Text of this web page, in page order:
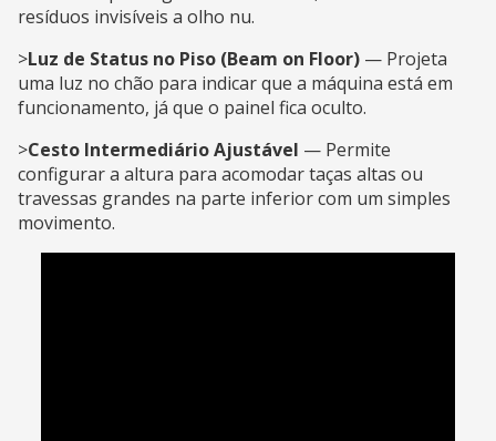
resíduos invisíveis a olho nu.
>Luz de Status no Piso (Beam on Floor) — Projeta
uma luz no chão para indicar que a máquina está em
funcionamento, já que o painel fica oculto.
>Cesto Intermediário Ajustável — Permite
configurar a altura para acomodar taças altas ou
travessas grandes na parte inferior com um simples
movimento.